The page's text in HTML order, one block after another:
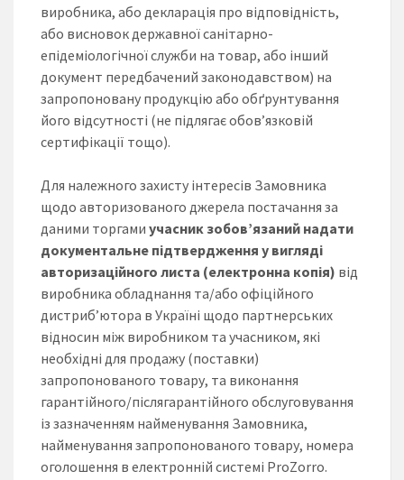
виробника, або декларація про відповідність,
або висновок державної санітарно-
епідеміологічної служби на товар, або інший
документ передбачений законодавством) на
запропоновану продукцію або обґрунтування
його відсутності (не підлягає обов’язковій
сертифікації тощо).
Для належного захисту інтересів Замовника
щодо авторизованого джерела постачання за
даними торгами учасник зобов’язаний надати
документальне підтвердження у вигляді
авторизаційного листа (електронна копія) від
виробника обладнання та/або офіційного
дистриб’ютора в Україні щодо партнерських
відносин між виробником та учасником, які
необхідні для продажу (поставки)
запропонованого товару, та виконання
гарантійного/післягарантійного обслуговування
із зазначенням найменування Замовника,
найменування запропонованого товару, номера
оголошення в електронній системі ProZorro.